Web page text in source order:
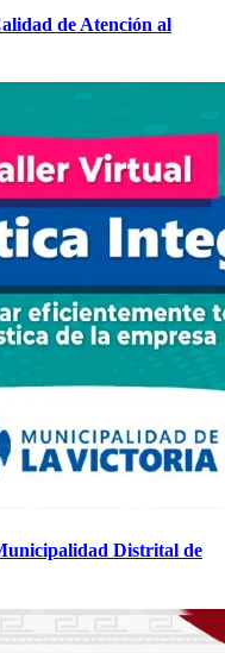
de Atención al
Distrital de